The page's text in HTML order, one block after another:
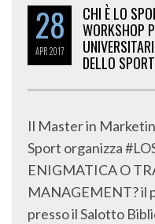
28
APR2017
CHI È LO
WORKSHOP
DELLO SPORT
Il Master in
Sport organizza
ENIGMATICA O
MANAGEMENT? il
presso il Salotto